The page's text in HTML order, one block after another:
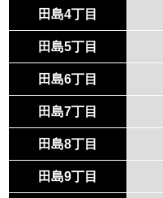
田島4丁目
田島5丁目
田島6丁目
田島7丁目
田島8丁目
田島9丁目